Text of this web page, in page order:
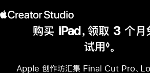
购买 iPad，领取 3 个月
试用
注
◊。
Apple 创作坊汇集 Final Cut Pro、